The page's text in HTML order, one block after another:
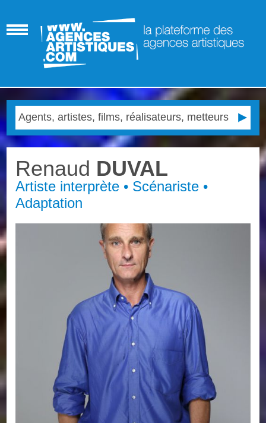
Renaud DUVAL
Artiste interprète • Scénariste •
Adaptation